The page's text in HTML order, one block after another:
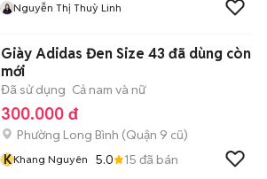
Nguyễn Thị Thuỳ Linh
Giày Adidas Đen Size 43 đã dùng còn
mới
Đã sử dụng Cả nam và nữ
300.000 đ
Phường Long Bình (Quận 9 cũ)
KKhang Nguyên 5.0 15 đã bán